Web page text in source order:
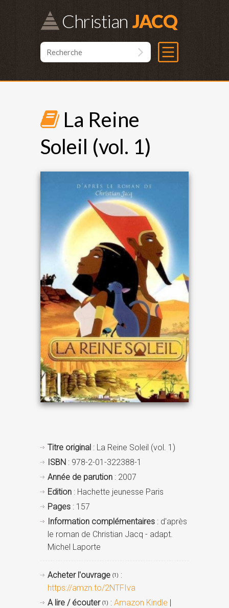
Christian
La Reine
Soleil (vol. 1)
Titre original : La Reine Soleil (vol. 1)
ISBN : 978-2-01-322388-1
Année de parution : 2007
Edition : Hachette jeunesse Paris
Pages : 157
Information complémentaires : d'après
le roman de Christian Jacq - adapt.
Michel Laporte
Acheter l'ouvrage (1) :
https://amzn.to/2NTFIva
A lire / écouter (1) : Amazon Kindle |